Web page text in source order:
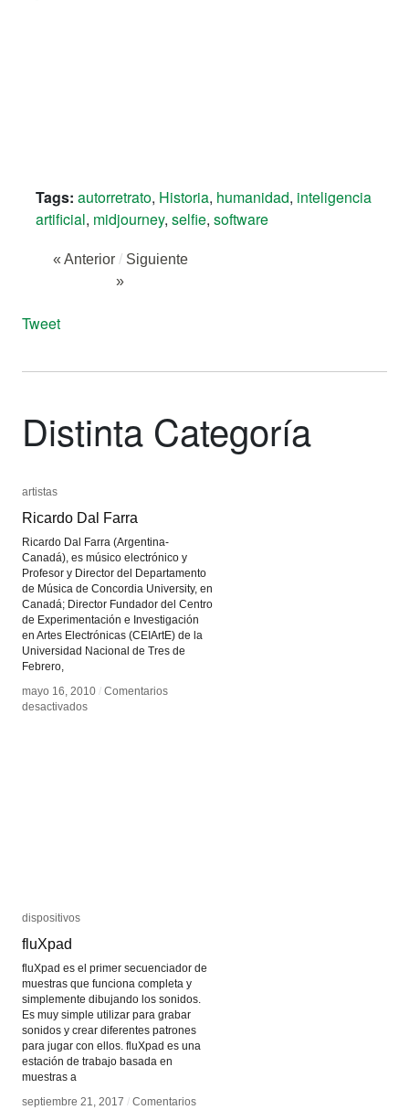
Tags: autorretrato, Historia, humanidad, inteligencia
artificial, midjourney, selfie, software
« Anterior / Siguiente
»
Tweet
Distinta Categoría
artistas
Ricardo Dal Farra
Ricardo Dal Farra (Argentina-
Canadá), es músico electrónico y
Profesor y Director del Departamento
de Música de Concordia University, en
Canadá; Director Fundador del Centro
de Experimentación e Investigación
en Artes Electrónicas (CEIArtE) de la
Universidad Nacional de Tres de
Febrero,
mayo 16, 2010 / Comentarios
desactivadosen
artistas
Ricardo Dal Farra
mayo 16, 2010 / Comentarios
desactivadosen
dispositivos
fluXpad
fluXpad es el primer secuenciador de
muestras que funciona completa y
simplemente dibujando los sonidos.
Es muy simple utilizar para grabar
sonidos y crear diferentes patrones
para jugar con ellos. fluXpad es una
estación de trabajo basada en
muestras a
septiembre 21, 2017 / Comentarios
dispositivos
fluXpad
septiembre 21, 2017 / Comentarios